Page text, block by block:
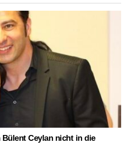
Ceylan nicht in die